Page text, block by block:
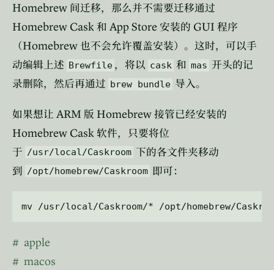
Homebrew 间迁移，那么并不需要迁移通过
Homebrew Cask和 App Store 安装的 GUI 程序
（Homebrew也不会允许覆盖安装）。这时，可以手
动编辑上述 Brewfile ，将以 cask 和 mas 开头的记
录删除，然后再通过 brew bundle 导入。
如果想让 ARM 版 Homebrew接管已经安装的
Homebrew Cask 软件，只要将位
于 /usr/local/Caskroom 下的各文件夹移动
到
/opt/homebrew/Caskroom 即可：
apple
macos